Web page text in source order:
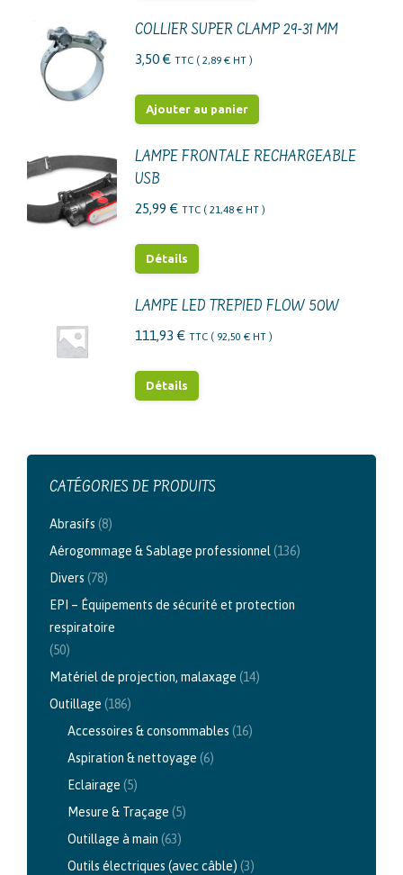
COLLIER SUPER CLAMP 29-31 MM
3,50 € TTC ( 2,89 € HT )
Ajouter au panier
LAMPE FRONTALE RECHARGEABLE
USB
25,99 € TTC ( 21,48 € HT )
Détails
LAMPE LED TREPIED FLOW 50W
111,93 € TTC ( 92,50 € HT )
Détails
CATÉGORIES DE PRODUITS
Abrasifs (8)
Aérogommage & Sablage professionnel (136)
Divers (78)
EPI – Équipements de sécurité et protection
respiratoire
(50)
Matériel de projection, malaxage (14)
Outillage (186)
Accessoires & consommables (16)
Aspiration & nettoyage (6)
Eclairage (5)
Mesure & Traçage (5)
Outillage à main (63)
Outils électriques (avec câble) (3)